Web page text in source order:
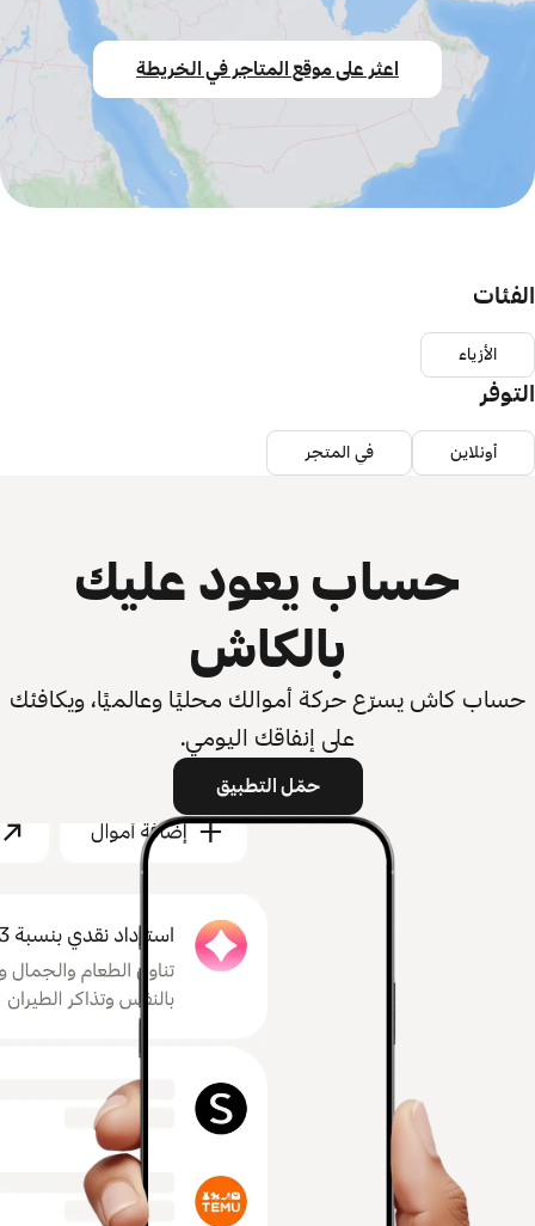
اعثر على موقع المتاجر في الخريطة
الفئات
الأزياء
التوفر
أونلاين في المتجر
حساب يعود عليك
بالكاش
حساب كاش يسرّع حركة أموالك محليًا وعالميًا، ويكافئك
على إنفاقك اليومي.
حمّل التطبيق